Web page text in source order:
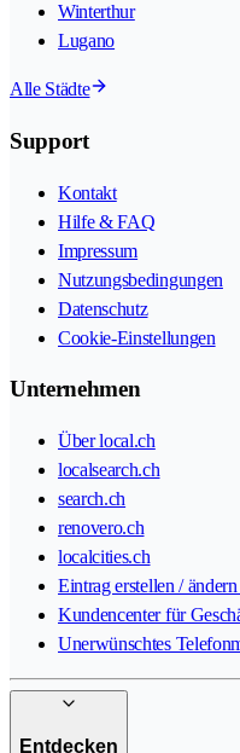
Winterthur
Lugano
Alle Städte
Support
Kontakt
Hilfe & FAQ
Impressum
Nutzungsbedingungen
Datenschutz
Cookie-Einstellungen
Unternehmen
Über local.ch
localsearch.ch
search.ch
renovero.ch
localcities.ch
Eintrag erstellen /
Kundencenter für
Unerwünschtes
Entdecken